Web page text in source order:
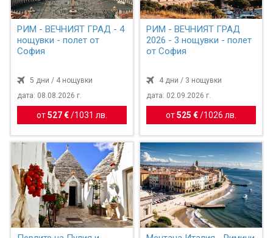
РИМ - ВЕЧНИЯТ ГРАД - 4
нощувки - полет от
София
5 дни / 4 нощувки
дата: 08.08.2026 г.
от527 € / 1031 лв.
РИМ - ВЕЧНИЯТ ГРАД
2026 - 3 нощувки - полет
от София
4 дни / 3 нощувки
дата: 02.09.2026 г.
от525 €/ 1026 лв.